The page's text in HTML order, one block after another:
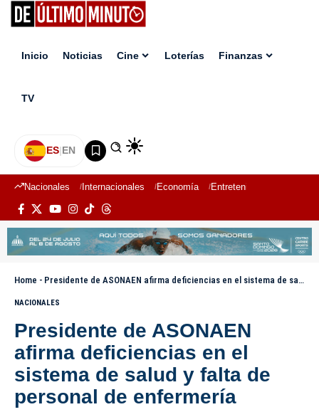
Inicio Noticias Cine Loterías Finanzas
TV
ES|EN
Nacionales Internacionales Economía Entretenimiento
Home - Presidente de ASONAEN afirma deficiencias en el sistema de salud y falta de personal de enfermería
NACIONALES
Presidente de ASONAEN
afirma deficiencias en el
sistema de salud y falta de
personal de enfermería